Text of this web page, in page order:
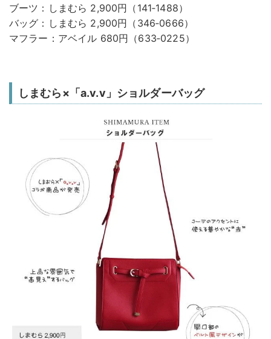
ブーツ：しまむら 2,900円（141‐1488）
バッグ：しまむら 2,900円（346‐0666）
マフラー：アベイル 680円（633‐0225）
しまむら×「a.v.v」ショルダーバッグ